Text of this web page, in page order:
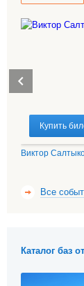
Виктор
Купить
Все
Каталог баз